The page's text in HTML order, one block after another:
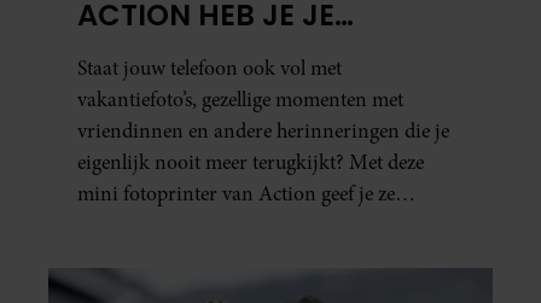
ACTION HEB JE JE
FAVORIETE FOTO’S BINNEN
ÉÉN MINUUT IN HANDEN
Staat jouw telefoon ook vol met
vakantiefoto’s, gezellige momenten met
vriendinnen en andere herinneringen die je
eigenlijk nooit meer terugkijkt? Met deze
mini fotoprinter van Action geef je ze
al in handen.